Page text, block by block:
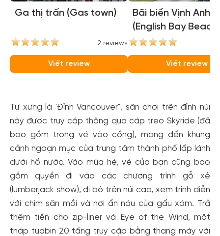
Ga thị trấn (Gas town)
2 reviews
Viết review
Bãi biển Vịnh Anh
(English Bay Beach)
Viết review
Tự xưng là 'Đỉnh Vancouver", sân chơi trên đỉnh núi
này được truy cập thông qua cáp treo Skyride (đã
bao gồm trong vé vào cổng), mang đến khung
cảnh ngoạn mục của trung tâm thành phố lấp lánh
dưới hồ nước. Vào mùa hè, vé của bạn cũng bao
gồm quyền đi vào các chương trình gỗ xẻ
(lumberjack show), đi bộ trên núi cao, xem trình diễn
với chim săn mồi và nơi ẩn náu của gấu xám. Trả
thêm tiền cho zip-liner và Eye of the Wind, một
tháp tuabin 20 tầng truy cập bằng thang máy với